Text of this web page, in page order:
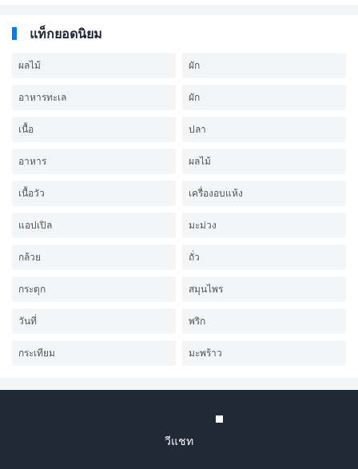
แท็กยอดนิยม
ผลไม้ ผัก
อาหารทะเล ผัก
เนื้อ ปลา
อาหาร ผลไม้
เนื้อวัว เครื่องอบแห้ง
แอปเปิล มะม่วง
กล้วย ถั่ว
กระตุก สมุนไพร
วันที่ พริก
กระเทียม มะพร้าว
วีแชท